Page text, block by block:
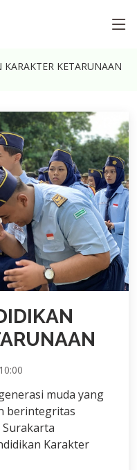
KETARUNAAN
muda yang
berintegritas
Karakter